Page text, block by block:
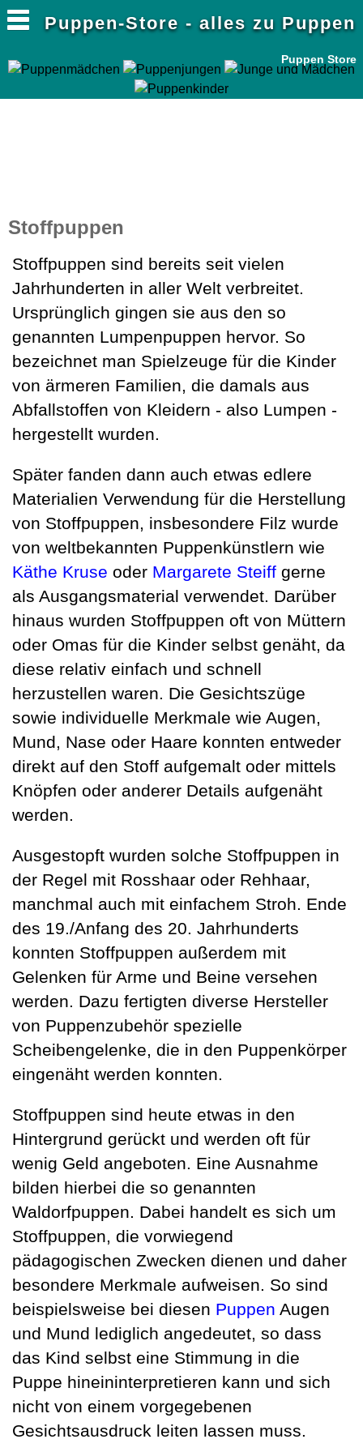
Puppen-Store - alles zu Puppen
Puppen Store
Stoffpuppen
Stoffpuppen sind bereits seit vielen
Jahrhunderten in aller Welt verbreitet.
Ursprünglich gingen sie aus den so
genannten Lumpenpuppen hervor. So
bezeichnet man Spielzeuge für die Kinder
von ärmeren Familien, die damals aus
Abfallstoffen von Kleidern - also Lumpen -
hergestellt wurden.
Später fanden dann auch etwas edlere
Materialien Verwendung für die Herstellung
von Stoffpuppen, insbesondere Filz wurde
von weltbekannten Puppenkünstlern wie
Käthe Kruse oder Margarete Steiff gerne
als Ausgangsmaterial verwendet. Darüber
hinaus wurden Stoffpuppen oft von Müttern
oder Omas für die Kinder selbst genäht, da
diese relativ einfach und schnell
herzustellen waren. Die Gesichtszüge
sowie individuelle Merkmale wie Augen,
Mund, Nase oder Haare konnten entweder
direkt auf den Stoff aufgemalt oder mittels
Knöpfen oder anderer Details aufgenäht
werden.
Ausgestopft wurden solche Stoffpuppen in
der Regel mit Rosshaar oder Rehhaar,
manchmal auch mit einfachem Stroh. Ende
des 19./Anfang des 20. Jahrhunderts
konnten Stoffpuppen außerdem mit
Gelenken für Arme und Beine versehen
werden. Dazu fertigten diverse Hersteller
von Puppenzubehör spezielle
Scheibengelenke, die in den Puppenkörper
eingenäht werden konnten.
Stoffpuppen sind heute etwas in den
Hintergrund gerückt und werden oft für
wenig Geld angeboten. Eine Ausnahme
bilden hierbei die so genannten
Waldorfpuppen. Dabei handelt es sich um
Stoffpuppen, die vorwiegend
pädagogischen Zwecken dienen und daher
besondere Merkmale aufweisen. So sind
beispielsweise bei diesen Puppen Augen
und Mund lediglich angedeutet, so dass
das Kind selbst eine Stimmung in die
Puppe hineininterpretieren kann und sich
nicht von einem vorgegebenen
Gesichtsausdruck leiten lassen muss.